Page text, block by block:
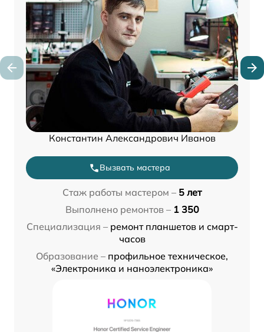
Константин Александрович Иванов
Вызвать мастера
Стаж работы мастером – 5 лет
Выполнено ремонтов – 1 350
Специализация – ремонт планшетов и смарт-
часов
Образование – профильное техническое,
«Электроника и наноэлектроника»